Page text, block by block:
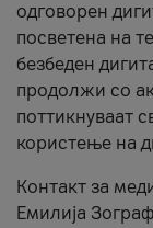
одговорен
посветена на
безбеден
продолжи со
поттикнуваат
користење на
Контакт за
Емилија